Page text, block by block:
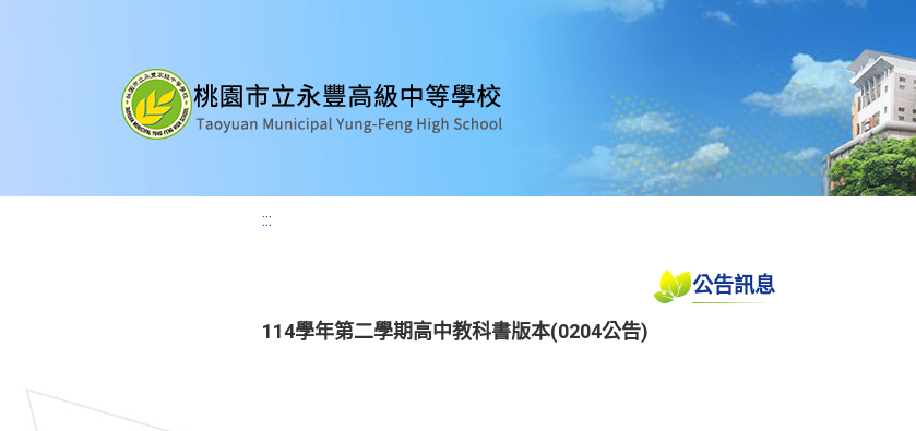
:::
公告訊息
114學年第二學期高中教科書版本(0204公告)